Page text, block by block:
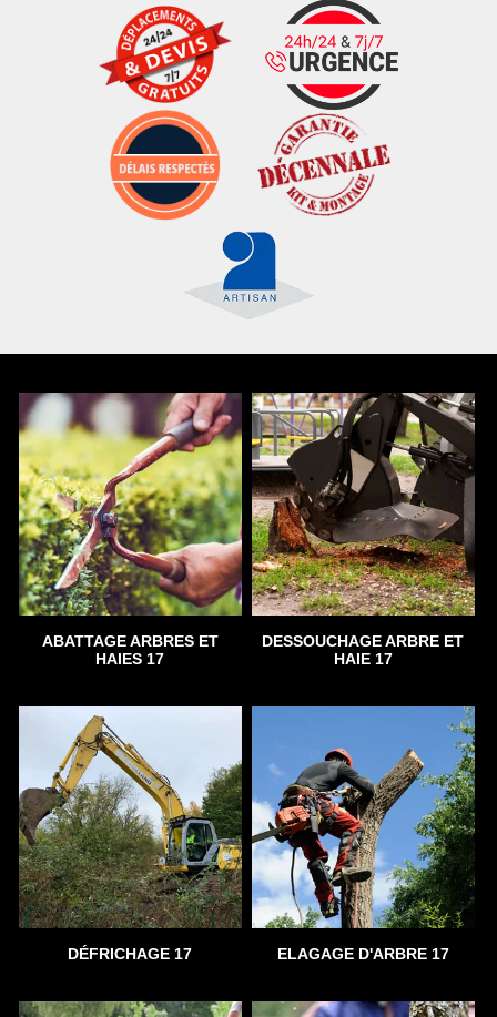
ABATTAGE ARBRES ET
HAIES 17
DESSOUCHAGE ARBRE ET
HAIE 17
DÉFRICHAGE 17 ELAGAGE D'ARBRE 17